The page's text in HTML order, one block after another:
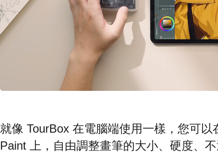
就像 TourBox 在電腦端使用一樣，您可
Paint 上，自由調整畫筆的大小、硬度、